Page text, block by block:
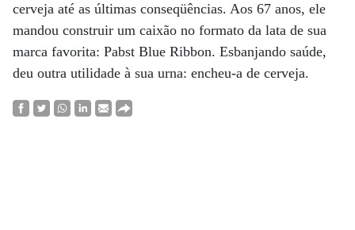
cerveja até as últimas conseqüências. Aos 67 anos, ele
mandou construir um caixão no formato da lata de sua
marca favorita: Pabst Blue Ribbon. Esbanjando saúde,
deu outra utilidade à sua urna: encheu-a de cerveja.